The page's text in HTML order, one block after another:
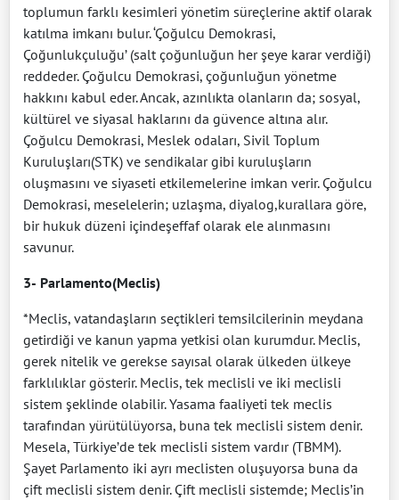
toplumun farklı kesimleri yönetim süreçlerine aktif olarak
katılma imkanı bulur. ‘Çoğulcu Demokrasi,
Çoğunlukçuluğu’ (salt çoğunluğun her şeye karar verdiği)
reddeder. Çoğulcu Demokrasi, çoğunluğun yönetme
hakkını kabul eder. Ancak, azınlıkta olanların da; sosyal,
kültürel ve siyasal haklarını da güvence altına alır.
Çoğulcu Demokrasi, Meslek odaları, Sivil Toplum
Kuruluşları(STK) ve sendikalar gibi kuruluşların
oluşmasını ve siyaseti etkilemelerine imkan verir. Çoğulcu
Demokrasi, meselelerin; uzlaşma, diyalog,kurallara göre,
bir hukuk düzeni içindeşeffaf olarak ele alınmasını
savunur.
3- Parlamento(Meclis)
*Meclis, vatandaşların seçtikleri temsilcilerinin meydana
getirdiği ve kanun yapma yetkisi olan kurumdur. Meclis,
gerek nitelik ve gerekse sayısal olarak ülkeden ülkeye
farklılıklar gösterir. Meclis, tek meclisli ve iki meclisli
sistem şeklinde olabilir. Yasama faaliyeti tek meclis
tarafından yürütülüyorsa, buna tek meclisli sistem denir.
Mesela, Türkiye’de tek meclisli sistem vardır (TBMM).
Şayet Parlamento iki ayrı meclisten oluşuyorsa buna da
çift meclisli sistem denir. Çift meclisli sistemde; Meclis’in